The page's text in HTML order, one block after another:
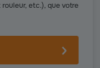
etc.), que votre